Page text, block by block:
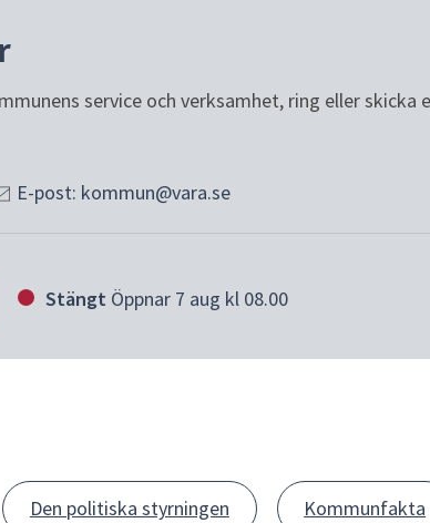
service och verksamhet, ring eller skicka
E-post: kommun@vara.se
Stängt Öppnar 7 aug kl 08.00
Den politiska styrningen Kommunfakta